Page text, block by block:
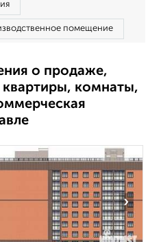
помещение
о продаже,
комнаты,
›